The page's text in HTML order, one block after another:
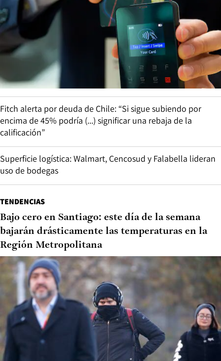
Fitch alerta por deuda de Chile: “Si sigue subiendo por
encima de 45% podría (...) significar una rebaja de la
calificación”
Superficie logística: Walmart, Cencosud y Falabella lideran
uso de bodegas
TENDENCIAS
Bajo cero en Santiago: este día de la semana
bajarán drásticamente las temperaturas en la
Región Metropolitana